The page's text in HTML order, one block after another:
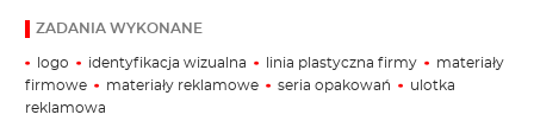
ZADANIA WYKONANE
logo identyfikacja wizualna linia plastyczna firmy
materiały
firmowe
materiały reklamowe seria opakowań
ulotka
reklamowa